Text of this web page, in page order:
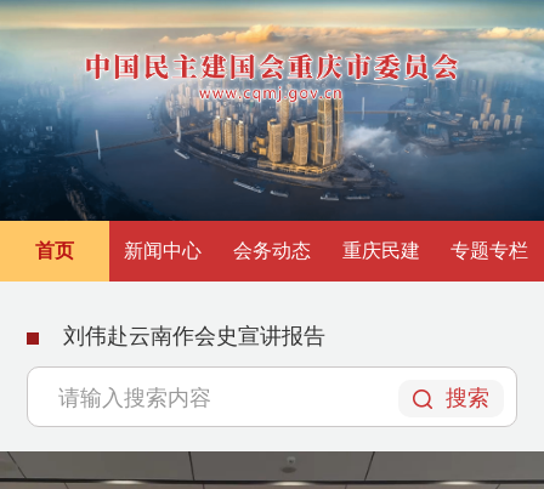
首页 新闻中心 会务动态 重庆民建 专题专栏
民建重庆市两江新区委员会成立
搜索